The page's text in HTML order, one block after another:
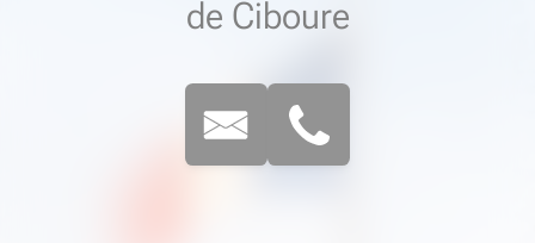
de Ciboure